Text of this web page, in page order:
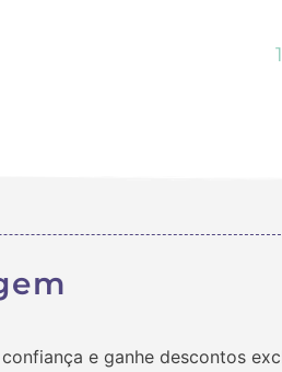
1
e ganhe descontos